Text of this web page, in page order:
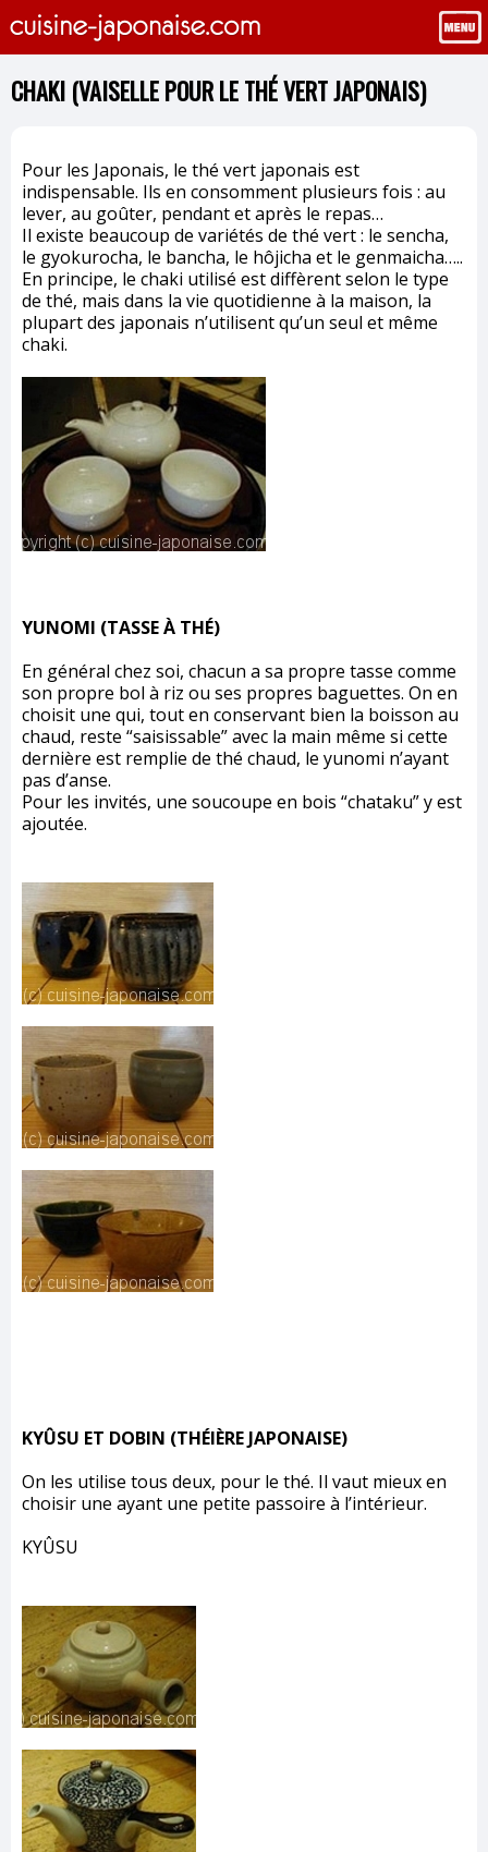
CHAKI (VAISELLE POUR LE THÉ VERT JAPONAIS)
Pour les Japonais, le thé vert japonais est
indispensable. Ils en consomment plusieurs fois : au
lever, au goûter, pendant et après le repas…
Il existe beaucoup de variétés de thé vert : le sencha,
le gyokurocha, le bancha, le hôjicha et le genmaicha…..
En principe, le chaki utilisé est diffèrent selon le type
de thé, mais dans la vie quotidienne à la maison, la
plupart des japonais n’utilisent qu’un seul et même
chaki.
YUNOMI (TASSE À THÉ)
En général chez soi, chacun a sa propre tasse comme
son propre bol à riz ou ses propres baguettes. On en
choisit une qui, tout en conservant bien la boisson au
chaud, reste “saisissable” avec la main même si cette
dernière est remplie de thé chaud, le yunomi n’ayant
pas d’anse.
Pour les invités, une soucoupe en bois “chataku” y est
ajoutée.
KYÛSU ET DOBIN (THÉIÈRE JAPONAISE)
On les utilise tous deux, pour le thé. Il vaut mieux en
choisir une ayant une petite passoire à l’intérieur.
KYÛSU